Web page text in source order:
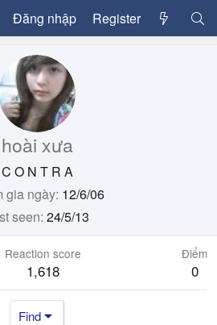
Đăng nhập Register
hoài xưa
C O N T R A
gia ngày 12/6/06
seen 24/5/13
Reaction score
1,618
Điểm
0
Find